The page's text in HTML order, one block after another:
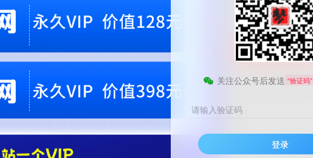
梦币1
钻石会员 免费
立即购买
您当前未登录！建议登陆后购买，可保存购买订单。微信支付联系微信：chen185599521
关注公众号后发送 “验证码”
请输入验证码
登录